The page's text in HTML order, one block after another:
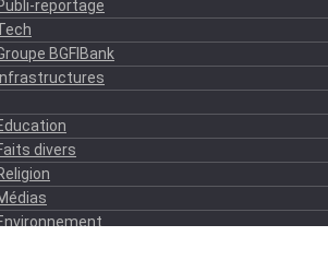
reportage
BGFIBank
Infrastructures
divers